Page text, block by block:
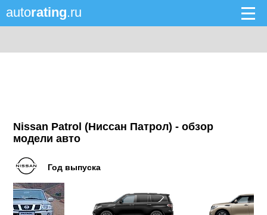
autorating.ru
Nissan Patrol (Ниссан Патрол) - обзор
модели авто
Год выпуска